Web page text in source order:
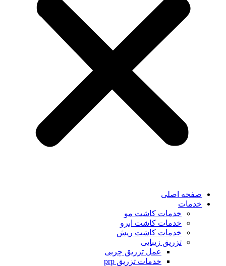
صفحه اصلی
خدمات
خدمات کاشت مو
خدمات کاشت ابرو
خدمات کاشت ریش
تزریق زیبایی
عمل تزریق چربی
خدمات تزریق prp